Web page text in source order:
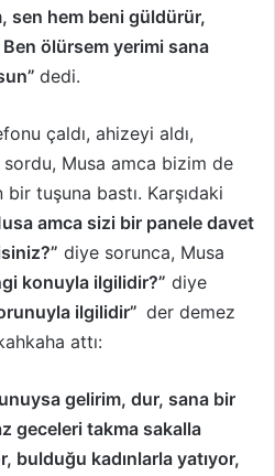
sen hem beni güldürür,
ölürsem yerimi sana
dedi.
çaldı, ahizeyi aldı,
sordu, Musa amca bizim de
tuşuna bastı. Karşıdaki
amca sizi bir panele davet
diye sorunca, Musa
konuyla ilgilidir?” diye
ilgilidir” der demez
attı:
gelirim, dur, sana bir
geceleri takma sakalla
bulduğu kadınlarla yatıyor,